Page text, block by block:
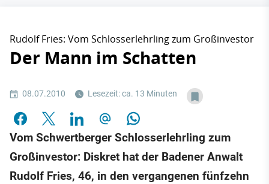
Rudolf Fries: Vom Schlosserlehrling zum Großinvestor
Der Mann im Schatten
08.07.2010 Lesezeit: ca. 13 Minuten
Vom Schwertberger Schlosserlehrling zum
Großinvestor: Diskret hat der Badener Anwalt
Rudolf Fries, 46, in den vergangenen fünfzehn